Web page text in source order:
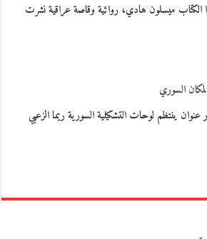
ميسلون هادي، روائية وقاصة عراقية نشرت
السوري
ينتظم لوحات التشكيلية السورية ريما الزعبي